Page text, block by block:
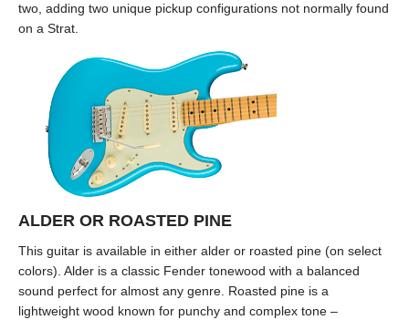
two, adding two unique pickup configurations not normally found
on a Strat.
ALDER OR ROASTED PINE
This guitar is available in either alder or roasted pine (on select
colors). Alder is a classic Fender tonewood with a balanced
sound perfect for almost any genre. Roasted pine is a
lightweight wood known for punchy and complex tone –